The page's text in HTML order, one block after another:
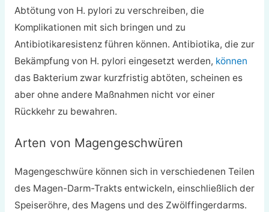
Abtötung von H. pylori zu verschreiben, die
Komplikationen mit sich bringen und zu
Antibiotikaresistenz führen können. Antibiotika, die zur
Bekämpfung von H. pylori eingesetzt werden, können
das Bakterium zwar kurzfristig abtöten, scheinen es
aber ohne andere Maßnahmen nicht vor einer
Rückkehr zu bewahren.
Arten von Magengeschwüren
Magengeschwüre können sich in verschiedenen Teilen
des Magen-Darm-Trakts entwickeln, einschließlich der
Speiseröhre, des Magens und des Zwölffingerdarms.